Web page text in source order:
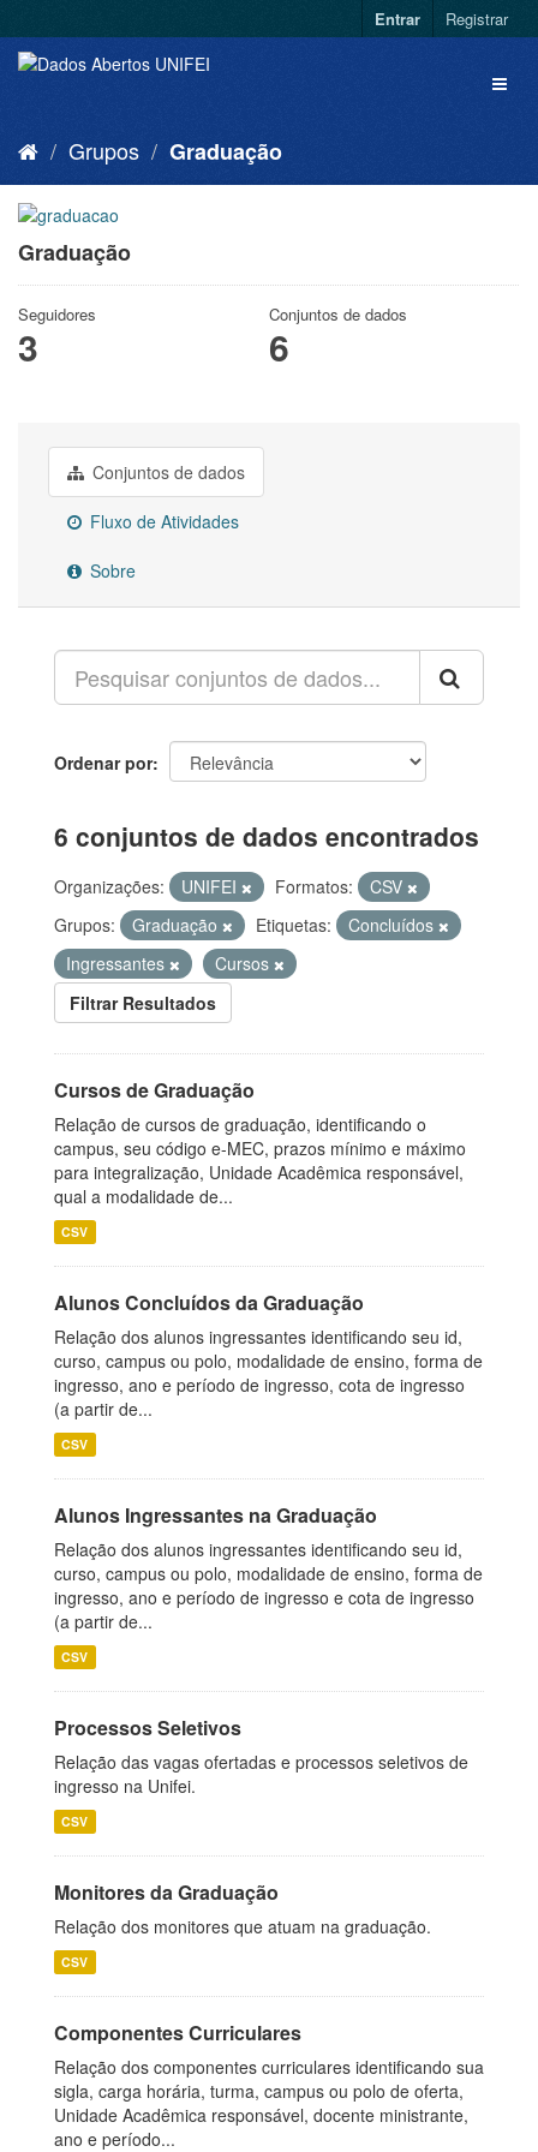
Entrar Registrar
Grupos Graduação
Graduação
Seguidores
3
Conjuntos de dados
6
Conjuntos de dados
Fluxo de Atividades
Sobre
Ordenar por
6 conjuntos de dados encontrados
Organizações: UNIFEI Formatos:
CSV
Grupos:
Graduação Etiquetas:
Concluídos
Ingressantes
Cursos
Filtrar Resultados
Cursos de Graduação
Relação de cursos de graduação, identificando o
campus, seu código e-MEC, prazos mínimo e máximo
para integralização, Unidade Acadêmica responsável,
qual a modalidade de...
CSV
Alunos Concluídos da Graduação
Relação dos alunos ingressantes identificando seu id,
curso, campus ou polo, modalidade de ensino, forma de
ingresso, ano e período de ingresso, cota de ingresso
(a partir de...
CSV
Alunos Ingressantes na Graduação
Relação dos alunos ingressantes identificando seu id,
curso, campus ou polo, modalidade de ensino, forma de
ingresso, ano e período de ingresso e cota de ingresso
(a partir de...
CSV
Processos Seletivos
Relação das vagas ofertadas e processos seletivos de
ingresso na Unifei.
CSV
Monitores da Graduação
Relação dos monitores que atuam na graduação.
CSV
Componentes Curriculares
Relação dos componentes curriculares identificando sua
sigla, carga horária, turma, campus ou polo de oferta,
Unidade Acadêmica responsável, docente ministrante,
ano e período...